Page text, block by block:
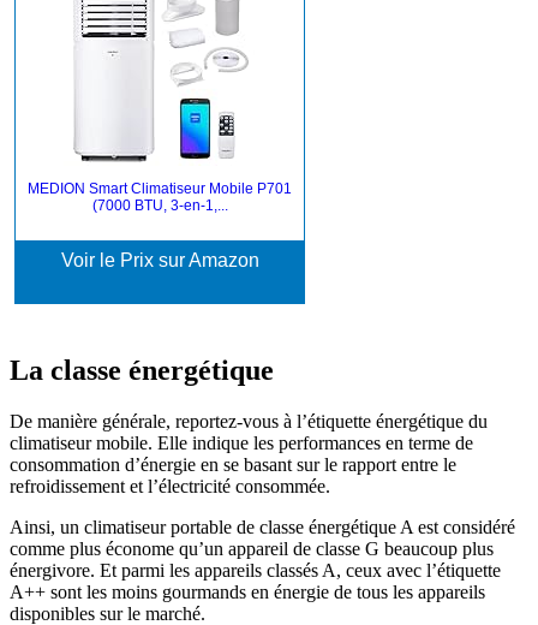
MEDION Smart Climatiseur Mobile P701
(7000 BTU, 3-en-1,...
Voir le Prix sur Amazon
La classe énergétique
De manière générale, reportez-vous à l’étiquette énergétique du
climatiseur mobile. Elle indique les performances en terme de
consommation d’énergie en se basant sur le rapport entre le
refroidissement et l’électricité consommée.
Ainsi, un climatiseur portable de classe énergétique A est considéré
comme plus économe qu’un appareil de classe G beaucoup plus
énergivore. Et parmi les appareils classés A, ceux avec l’étiquette
A++ sont les moins gourmands en énergie de tous les appareils
disponibles sur le marché.